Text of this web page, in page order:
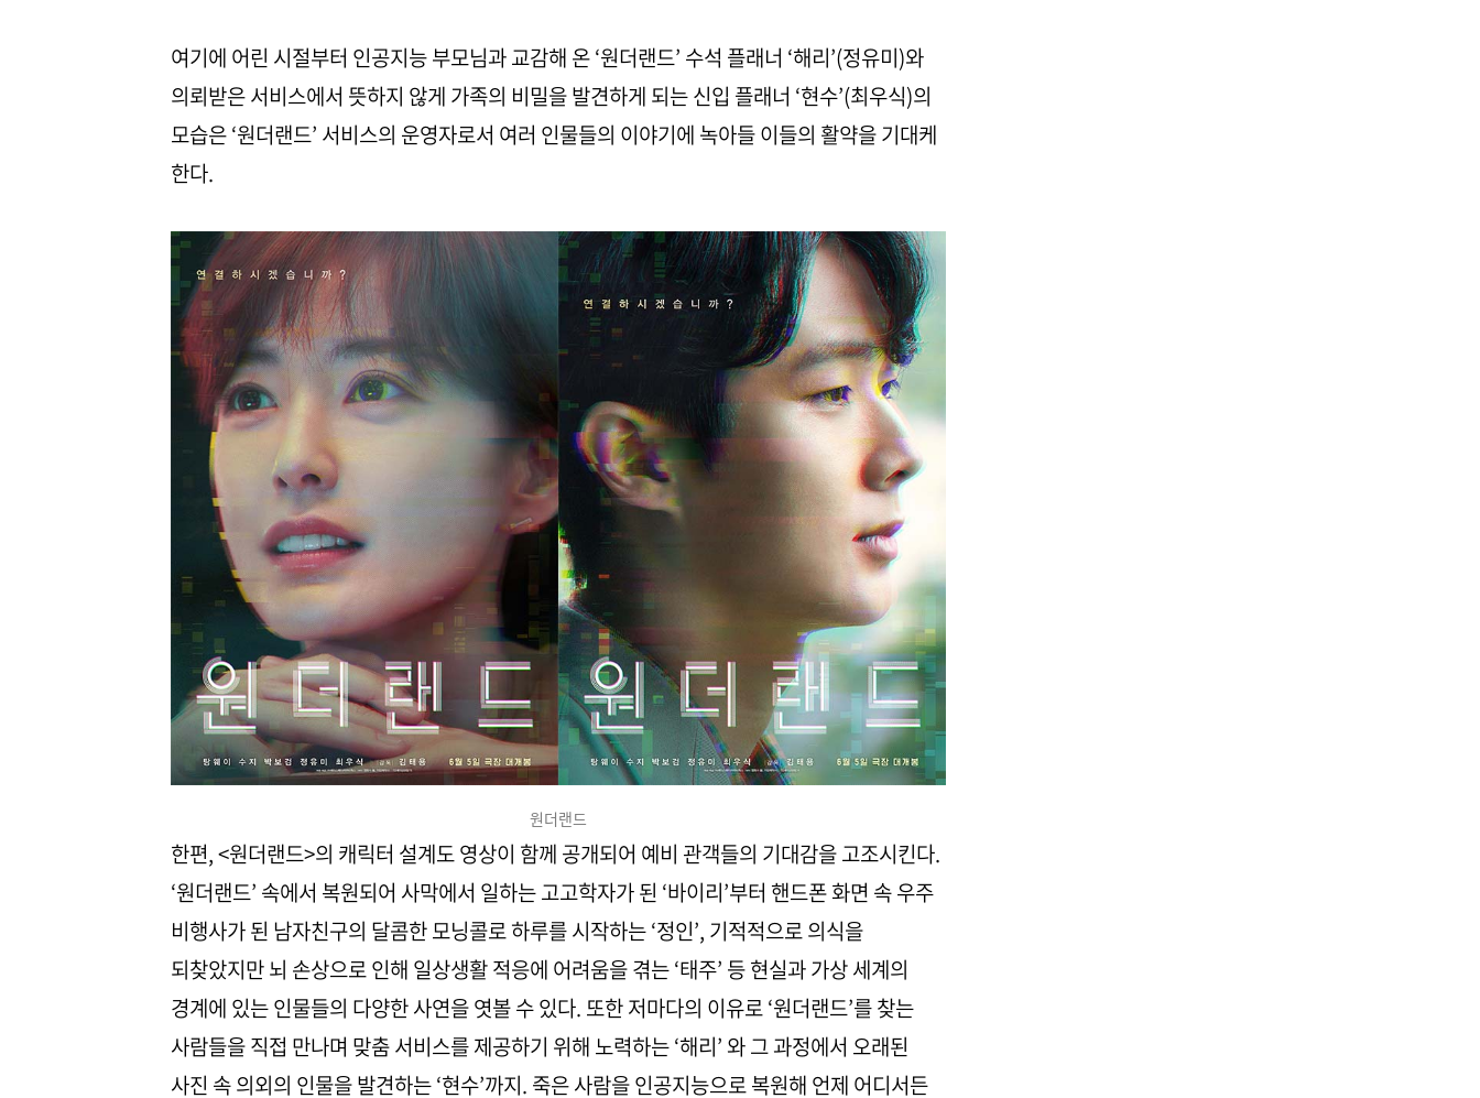
여기에 어린 시절부터 인공지능 부모님과 교감해 온 ‘원더랜드’ 수석 플래너 ‘해리’(정유미)와
의뢰받은 서비스에서 뜻하지 않게 가족의 비밀을 발견하게 되는 신입 플래너 ‘현수’(최우식)의
모습은 ‘원더랜드’ 서비스의 운영자로서 여러 인물들의 이야기에 녹아들 이들의 활약을 기대케
한다.
원더랜드
한편, <원더랜드>의 캐릭터 설계도 영상이 함께 공개되어 예비 관객들의 기대감을 고조시킨다.
‘원더랜드’ 속에서 복원되어 사막에서 일하는 고고학자가 된 ‘바이리’부터 핸드폰 화면 속 우주
비행사가 된 남자친구의 달콤한 모닝콜로 하루를 시작하는 ‘정인’, 기적적으로 의식을
되찾았지만 뇌 손상으로 인해 일상생활 적응에 어려움을 겪는 ‘태주’ 등 현실과 가상 세계의
경계에 있는 인물들의 다양한 사연을 엿볼 수 있다. 또한 저마다의 이유로 ‘원더랜드’를 찾는
사람들을 직접 만나며 맞춤 서비스를 제공하기 위해 노력하는 ‘해리’ 와 그 과정에서 오래된
사진 속 의외의 인물을 발견하는 ‘현수’까지. 죽은 사람을 인공지능으로 복원해 언제 어디서든